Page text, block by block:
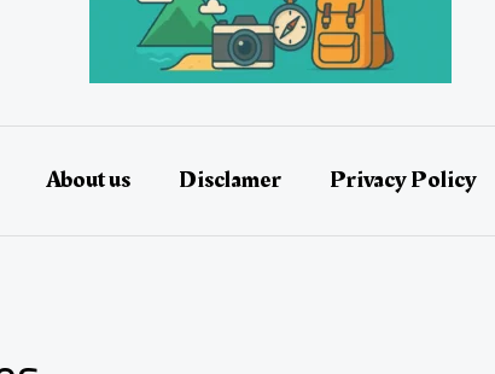
About us Disclamer Privacy Policy